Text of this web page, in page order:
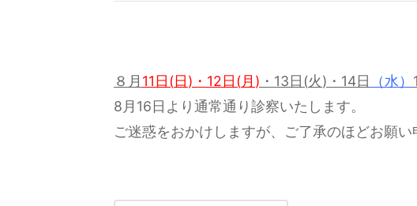
８月 11 日(日) ・ 12日(月 ) ・ 13日 (火) ・ 14日 （水）
8月16日より通常通り診察いたします。
ご迷惑をおかけしますが、ご了承のほどお願い